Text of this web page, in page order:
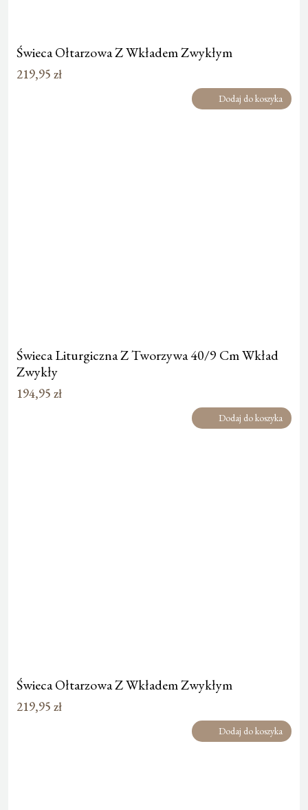
Świeca Ołtarzowa Z Wkładem Zwykłym
219,95 zł
Dodaj do koszyka
Świeca Liturgiczna Z Tworzywa 40/9 Cm Wkład
Zwykły
194,95 zł
Dodaj do koszyka
Świeca Ołtarzowa Z Wkładem Zwykłym
219,95 zł
Dodaj do koszyka